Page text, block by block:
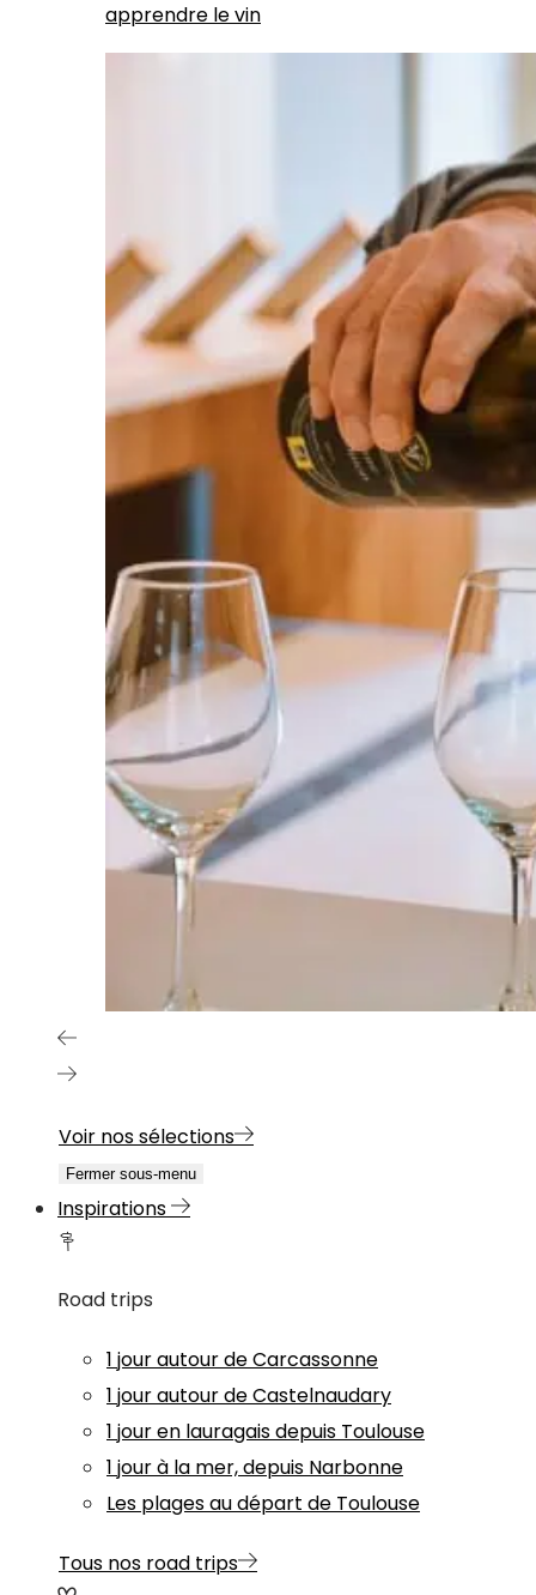
apprendre le vin
Voir nos sélections
Fermer sous-menu
Inspirations
Road trips
1 jour autour de Carcassonne
1 jour autour de Castelnaudary
1 jour en lauragais depuis Toulouse
1 jour à la mer, depuis Narbonne
Les plages au départ de Toulouse
Tous nos road trips